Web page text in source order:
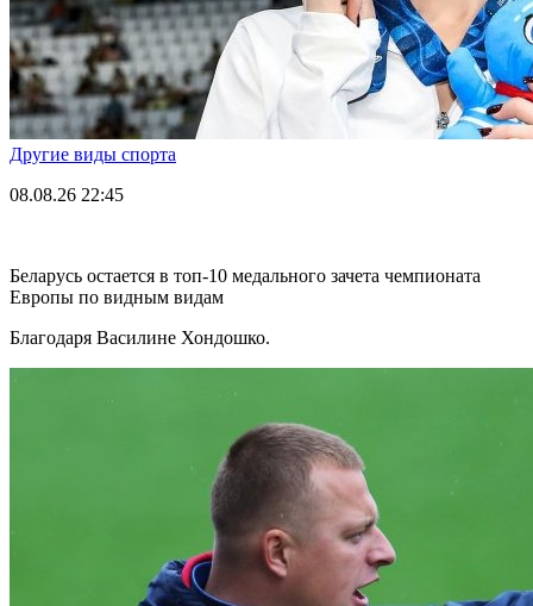
Другие виды спорта
08.08.26 22:45
Беларусь остается в топ-10 медального зачета чемпионата
Европы по видным видам
Благодаря Василине Хондошко.